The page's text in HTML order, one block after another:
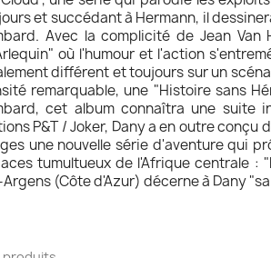
et succédant à Hermann, il
Avec la complicité de Jean Van
où l'humour et l'action
différent et toujours sur un
remarquable, une "Histoire sans
cet album connaîtra une suite
P&T / Joker, Dany a en outre conçu
une nouvelle série d'aventure qui
tumultueux de l'Afrique centrale :
(Côte d'Azur) décerne à Dany "sa